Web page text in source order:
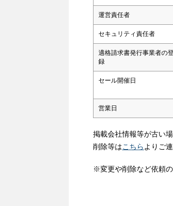
運営責任者
セキュリティ責任者
適格請求書発行事業者の
録
セール開催日
営業日
掲載会社情報等が古い
削除等はこちら よりご
※変更や削除など依頼